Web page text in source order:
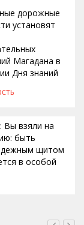
дорожные
установят
Магадана в
Дня знаний
Вы взяли на
быть
щитом
в особой